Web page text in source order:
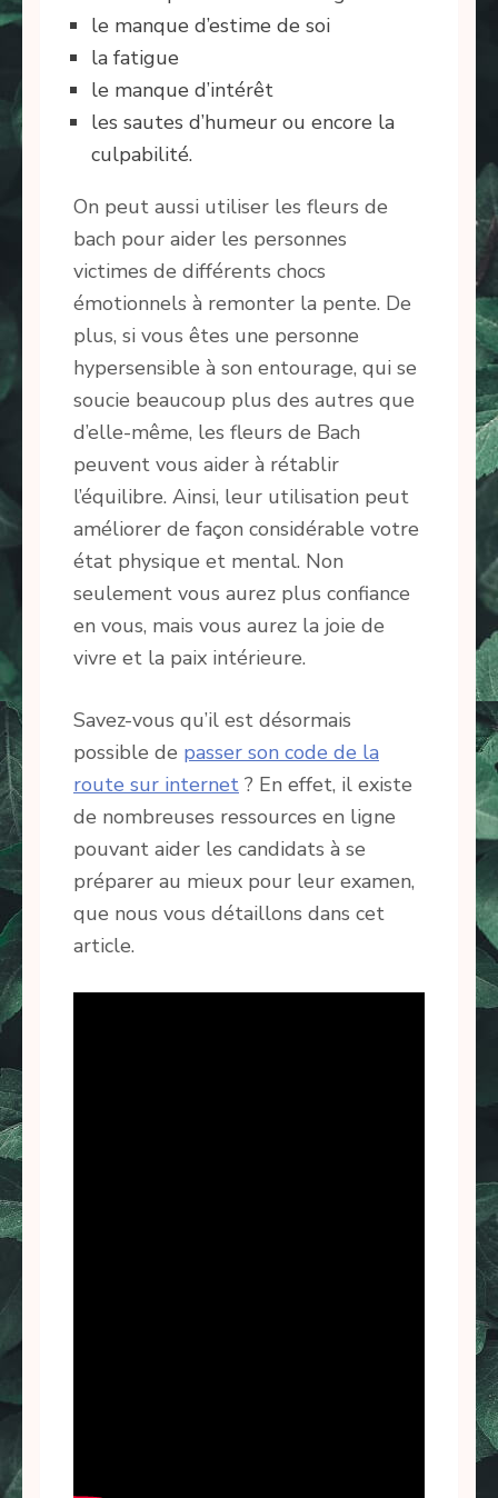
le manque d’estime de soi
la fatigue
le manque d’intérêt
les sautes d’humeur ou encore la
culpabilité.
On peut aussi utiliser les fleurs de
bach pour aider les personnes
victimes de différents chocs
émotionnels à remonter la pente. De
plus, si vous êtes une personne
hypersensible à son entourage, qui se
soucie beaucoup plus des autres que
d’elle-même, les fleurs de Bach
peuvent vous aider à rétablir
l’équilibre. Ainsi, leur utilisation peut
améliorer de façon considérable votre
état physique et mental. Non
seulement vous aurez plus confiance
en vous, mais vous aurez la joie de
vivre et la paix intérieure.
Savez-vous qu’il est désormais
possible de passer son code de la
route sur internet ? En effet, il existe
de nombreuses ressources en ligne
pouvant aider les candidats à se
préparer au mieux pour leur examen,
que nous vous détaillons dans cet
article.